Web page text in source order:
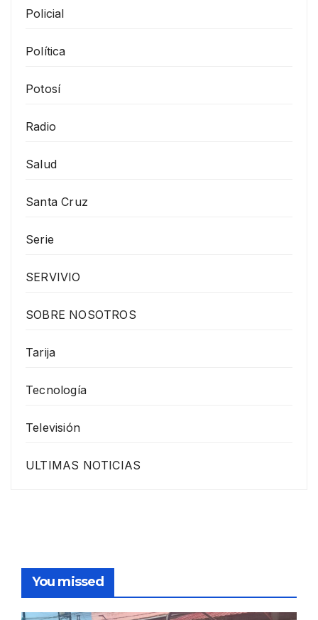
Policial
Política
Potosí
Radio
Salud
Santa Cruz
Serie
SERVIVIO
SOBRE NOSOTROS
Tarija
Tecnología
Televisión
ULTIMAS NOTICIAS
You missed